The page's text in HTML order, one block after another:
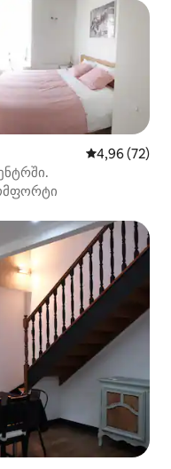
საშუალო
4,96 (72)